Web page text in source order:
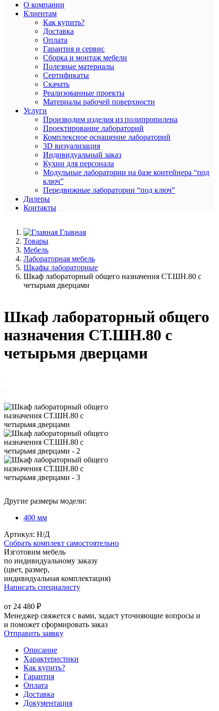
О компании
Клиентам
Как купить?
Доставка
Оплата
Гарантия и сервис
Сборка и монтаж мебели
Полезные материалы
Сертификаты
Скачать
Реализованные проекты
Материалы рабочей поверхности
Услуги
Производим изделия из полипропилена
Проектирование лабораторий
Комплексное оснащение лабораторий
3D визуализация
Индивидуальный заказ
Кухни для персонала
Модульные лаборатории на базе контейнера “под
ключ”
Передвижные лаборатории “под ключ”
Дилеры
Контакты
Главная
Товары
Мебель
Лабораторная мебель
Шкафы лабораторные
Шкаф лабораторный общего назначения СТ.ШН.80 с
четырьмя дверцами
Шкаф лабораторный общего
назначения СТ.ШН.80 с
четырьмя дверцами
Другие размеры модели:
400 мм
Артикул: Н/Д
Собрать комплект самостоятельно
Изготовим мебель
по индивидуальному заказу
(цвет, размер,
индивидуальная комплектация)
Написать специалисту
от 24 480 ₽
Менеджер свяжется с вами, задаст уточняющие вопросы и
и поможет сформировать заказ
Отправить заявку
Описание
Характеристики
Как купить?
Гарантия
Оплата
Доставка
Документация